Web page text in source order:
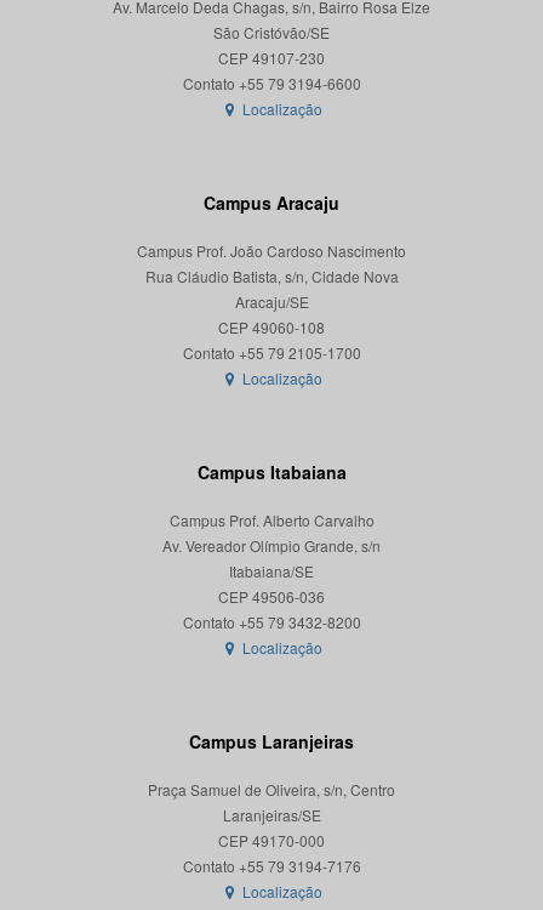
Av. Marcelo Deda Chagas, s/n, Bairro Rosa Elze
São Cristóvão/SE
CEP 49107-230
Localização
Campus Aracaju
Campus Prof. João Cardoso Nascimento
Rua Cláudio Batista, s/n, Cidade Nova
Aracaju/SE
CEP 49060-108
Localização
Campus Itabaiana
Campus Prof. Alberto Carvalho
Av. Vereador Olímpio Grande, s/n
Itabaiana/SE
CEP 49506-036
Localização
Campus Laranjeiras
Praça Samuel de Oliveira, s/n, Centro
Laranjeiras/SE
CEP 49170-000
Localização